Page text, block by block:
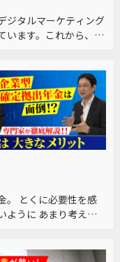
ジタルマーケティング
います。これから、動
。 とくに必要性を感
ように あまり考えな